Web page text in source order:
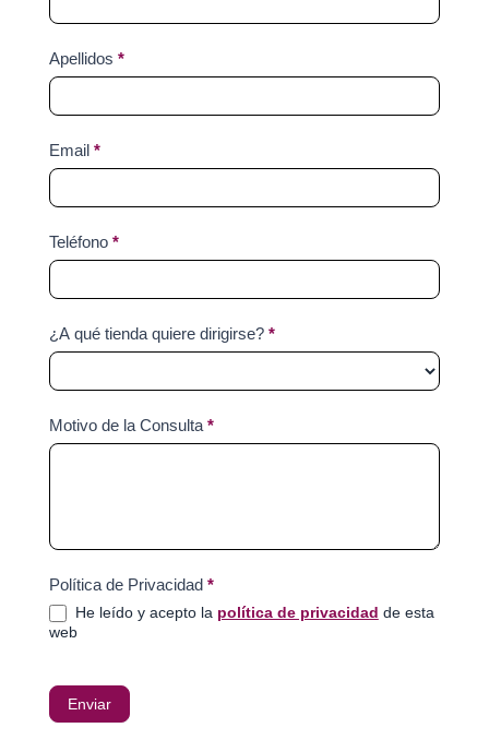
Apellidos *
Email *
Teléfono *
¿A qué tienda quiere dirigirse? *
Motivo de la Consulta *
Política de Privacidad *
He leído y acepto la política de privacidad de esta
web
Enviar